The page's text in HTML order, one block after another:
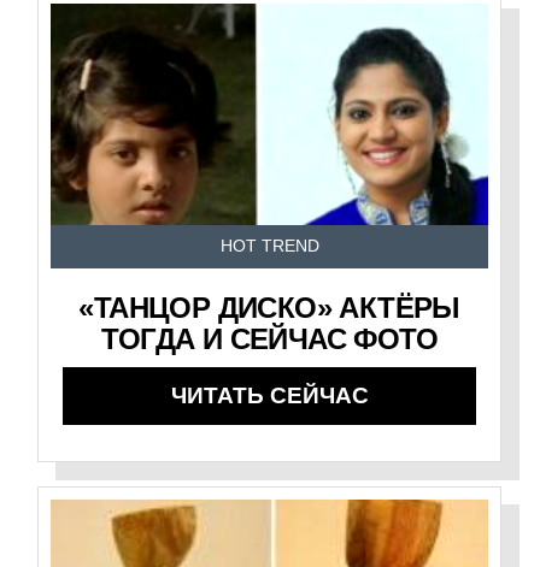
HOT TREND
«ТАНЦОР ДИСКО» АКТЁРЫ
ТОГДА И СЕЙЧАС ФОТО
ЧИТАТЬ СЕЙЧАС